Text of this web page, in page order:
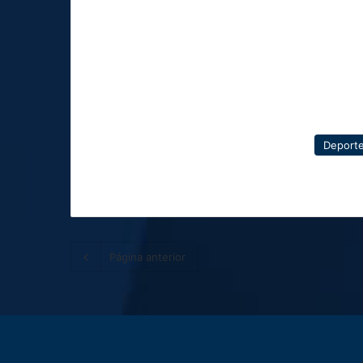
Página anterior